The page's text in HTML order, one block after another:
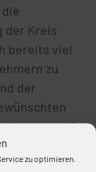
zu optimieren.
der Kreis
bereits viel
zu
der
wie
dualen